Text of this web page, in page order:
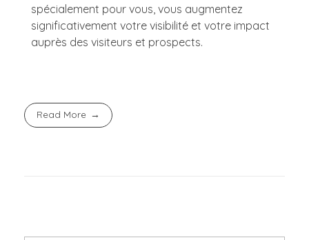
spécialement pour vous, vous augmentez
significativement votre visibilité et votre impact
auprès des visiteurs et prospects.
Read More